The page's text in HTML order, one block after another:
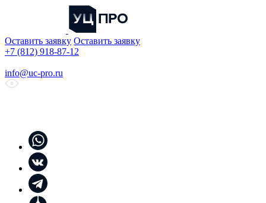
Оставить заявку Оставить заявку
+7 (812) 918-87-12
info@uc-pro.ru